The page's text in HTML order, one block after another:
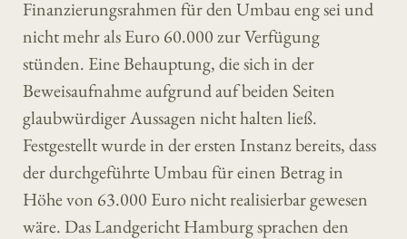
Finanzierungsrahmen für den Umbau eng sei und
nicht mehr als Euro 60.000 zur Verfügung
stünden. Eine Behauptung, die sich in der
Beweisaufnahme aufgrund auf beiden Seiten
glaubwürdiger Aussagen nicht halten ließ.
Festgestellt wurde in der ersten Instanz bereits, dass
der durchgeführte Umbau für einen Betrag in
Höhe von 63.000 Euro nicht realisierbar gewesen
wäre. Das Landgericht Hamburg sprachen den